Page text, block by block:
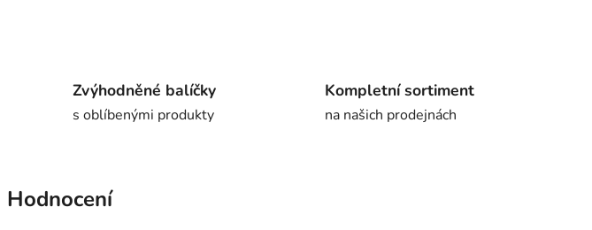
Zvýhodněné balíčky
s oblíbenými produkty
Kompletní sortiment
na našich prodejnách
Hodnocení